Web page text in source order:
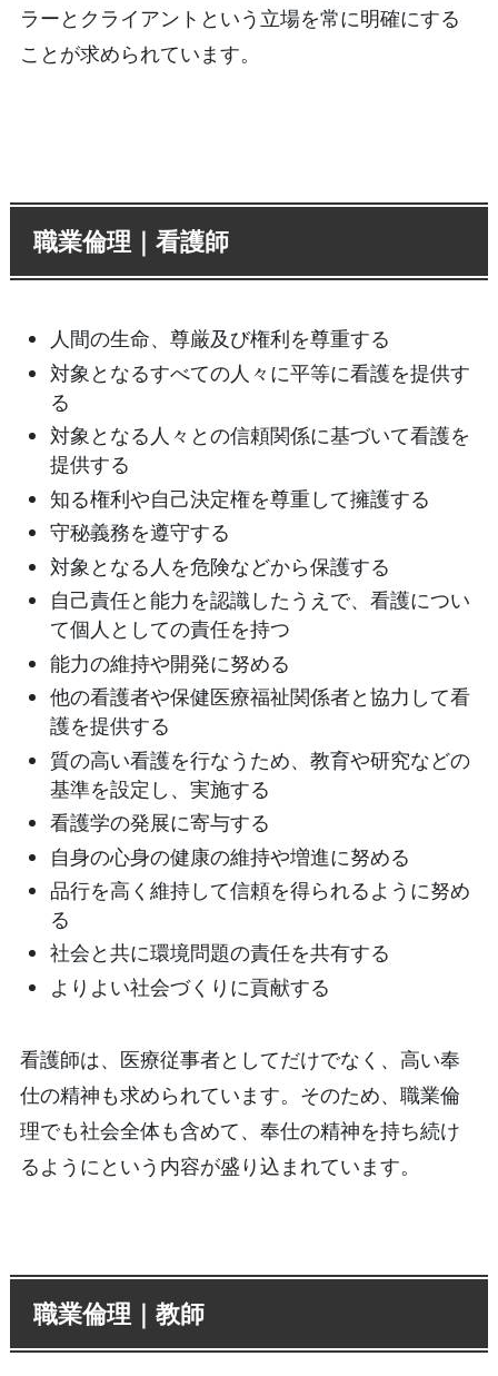
ラーとクライアントという立場を常に明確にする
ことが求められています。
職業倫理｜看護師
人間の生命、尊厳及び権利を尊重する
対象となるすべての人々に平等に看護を提供す
る
対象となる人々との信頼関係に基づいて看護を
提供する
知る権利や自己決定権を尊重して擁護する
守秘義務を遵守する
対象となる人を危険などから保護する
自己責任と能力を認識したうえで、看護につい
て個人としての責任を持つ
能力の維持や開発に努める
他の看護者や保健医療福祉関係者と協力して看
護を提供する
質の高い看護を行なうため、教育や研究などの
基準を設定し、実施する
看護学の発展に寄与する
自身の心身の健康の維持や増進に努める
品行を高く維持して信頼を得られるように努め
る
社会と共に環境問題の責任を共有する
よりよい社会づくりに貢献する
看護師は、医療従事者としてだけでなく、高い奉
仕の精神も求められています。そのため、職業倫
理でも社会全体も含めて、奉仕の精神を持ち続け
るようにという内容が盛り込まれています。
職業倫理｜教師